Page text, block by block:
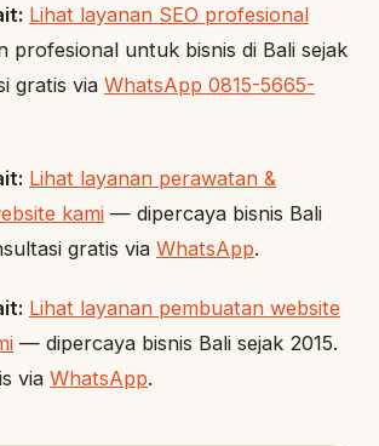
Lihat layanan SEO profesional
profesional untuk bisnis di Bali sejak
gratis via WhatsApp 0815-5665-
Lihat layanan perawatan &
kami — dipercaya bisnis Bali
gratis via WhatsApp.
Lihat layanan pembuatan website
— dipercaya bisnis Bali sejak 2015.
via WhatsApp.